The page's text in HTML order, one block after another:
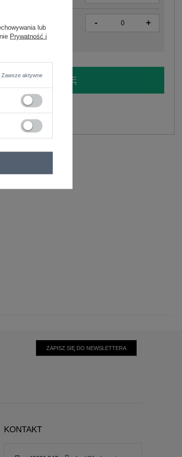
- +
I ZOBACZ CENĘ
ZAPISZ SIĘ DO NEWSLETTERA
KONTAKT
lub
Prywatność i
Zawsze aktywne